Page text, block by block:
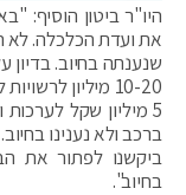
היו"ר ביטון הוסיף:
את ועדת הכלכלה. לא
שנענתה בחיוב. בדיון
10-20 מיליון
5 מיליון שקל
ביקשנו לפתור את
בחיוב".